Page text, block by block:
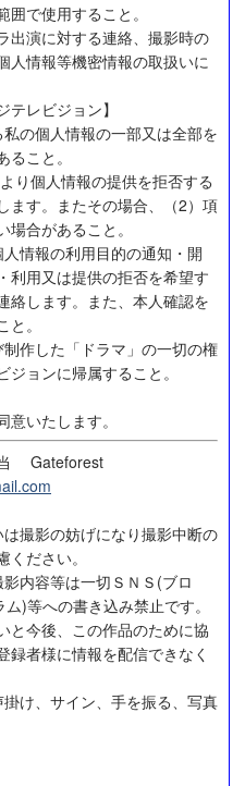
で使用すること。
出演に対する連絡、撮影時の
人情報等機密情報の取扱いに
レビジョン】
の個人情報の一部又は全部を
こと。
り個人情報の提供を拒否する
ます。またその場合、（2）項
合があること。
情報の利用目的の通知・開
利用又は提供の拒否を希望す
絡します。また、本人確認を
。
作した「ドラマ」の一切の権
ョンに帰属すること。
いたします。
当 Gateforest
撮影の妨げになり撮影中断の
ださい。
内容等は一切ＳＮＳ(ブロ
)等への書き込み禁止です。
と今後、この作品のために協
録者様に情報を配信できなく
け、サイン、手を振る、写真